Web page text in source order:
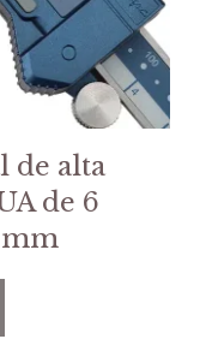
de alta
de 6
mm